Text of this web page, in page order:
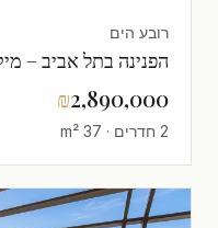
רובע הים
הפנינה בתל אביב –
₪2,890,000
2 חדרים · 37 m²